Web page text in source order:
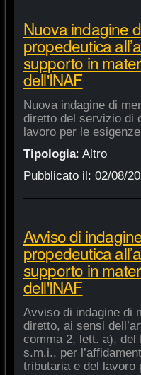
Nuova indagine
propedeutica
supporto in
dell'INAF
Nuova indagine di
diretto del servizio di
lavoro per le
Tipologia: Altro
Pubblicato il: 02/08/
Avviso di
propedeutica
supporto in
dell'INAF
Avviso di indagine di
diretto, ai sensi
comma 2, lett. a), del
s.m.i., per
tributaria e del lavoro